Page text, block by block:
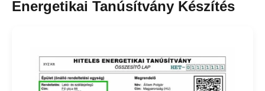
Energetikai Tanúsítvány Készítés